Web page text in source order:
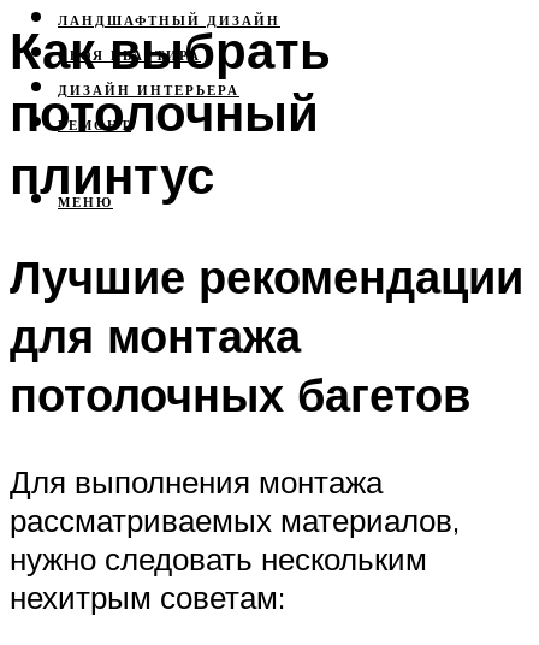
ЛАНДШАФТНЫЙ ДИЗАЙН
СВОЯ КВАРТИРА
ДИЗАЙН ИНТЕРЬЕРА
РЕМОНТ
МЕНЮ
Как выбрать
потолочный
плинтус
Лучшие рекомендации
для монтажа
потолочных багетов
Для выполнения монтажа
рассматриваемых материалов,
нужно следовать нескольким
нехитрым советам: